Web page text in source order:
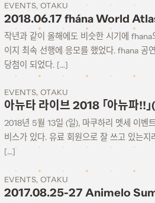
EVENTS OTAKU
2018.06.17 fhána World
작년과 같이 올해에도 비슷한 시기에
이지 최속 선행에 응모를 했었다. fhana 공
당첨이 되었다. […]
EVENTS OTAKU
아뉴타 라이브 2018 「아뉴파!!
2018년 5월 13일 (일), 마쿠하리 멧세 이벤
비스가 있다. 유료 회원으로 잘 쓰고 있는
[…]
EVENTS OTAKU
2017.08.25-27 Animelo